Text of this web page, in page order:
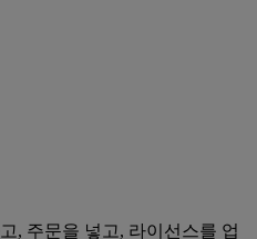
, 주문을 넣고, 라이선스를 업